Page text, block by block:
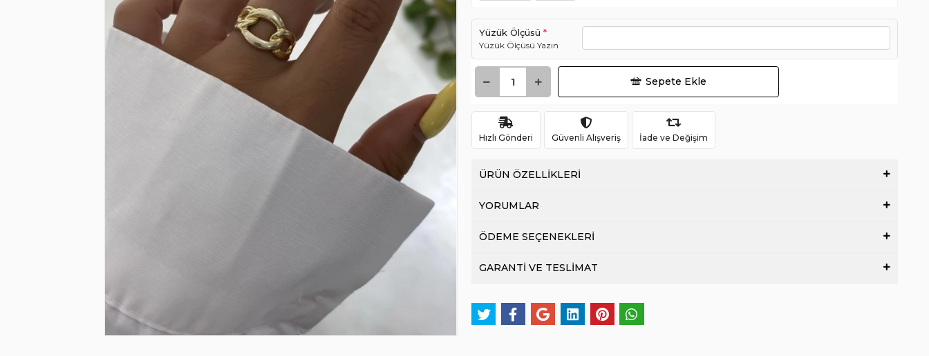
Yüzük Ölçüsü *
Yüzük Ölçüsü Yazın
Sepete Ekle
Hızlı Gönderi Güvenli Alışveriş İade ve Değişim
ÜRÜN ÖZELLİKLERİ
YORUMLAR
ÖDEME SEÇENEKLERİ
GARANTİ VE TESLİMAT